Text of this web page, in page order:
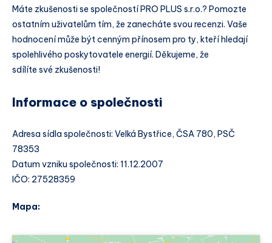
Máte zkušenosti se společností PRO PLUS s.r.o.? Pomozte
ostatním uživatelům tím, že zanecháte svou recenzi. Vaše
hodnocení může být cenným přínosem pro ty, kteří hledají
spolehlivého poskytovatele energií. Děkujeme, že
sdílíte své zkušenosti!
Informace o společnosti
Adresa sídla společnosti: Velká Bystřice, ČSA 780, PSČ
78353
Datum vzniku společnosti: 11.12.2007
IČO: 27528359
Mapa: